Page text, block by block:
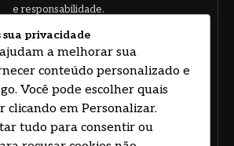
e responsabilidade.
com nossos termos e acordo de
sua privacidade
a melhorar sua
conteúdo personalizado e
Você pode escolher quais
clicando em Personalizar.
tudo para consentir ou